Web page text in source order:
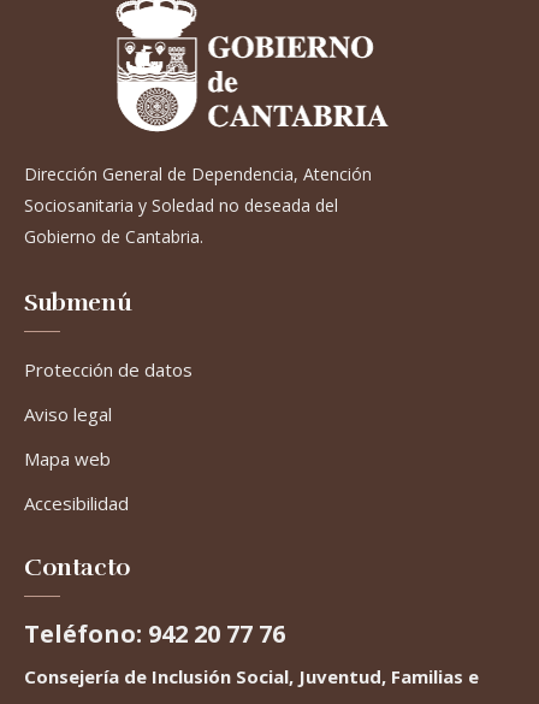
Dirección General de Dependencia, Atención
Sociosanitaria y Soledad no deseada del
Gobierno de Cantabria.
Submenú
Protección de datos
Aviso legal
Mapa web
Accesibilidad
Contacto
Teléfono: 942 20 77 76
Consejería de Inclusión Social, Juventud, Familias e